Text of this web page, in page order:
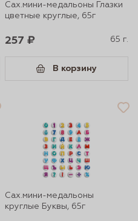
Сах.мини-медальоны Глазки
цветные круглые, 65г
257 ₽ 65 г.
В корзину
Сах.мини-медальоны
круглые Буквы, 65г